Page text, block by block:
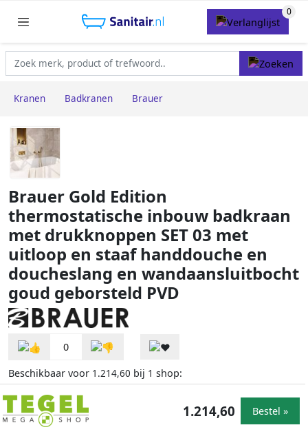
Kranen Badkranen Brauer
Brauer Gold Edition
thermostatische inbouw badkraan
met drukknoppen SET 03 met
uitloop en staaf handdouche en
doucheslang en wandaansluitbocht
goud geborsteld PVD
0
Beschikbaar voor 1.214,60 bij 1 shop:
1.214,60 Bestel »